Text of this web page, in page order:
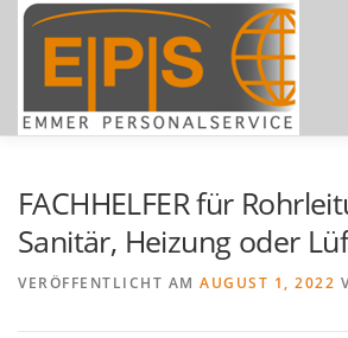
Zum
Inhalt
springen
FACHHELFER für
Sanitär, Heizung oder
VERÖFFENTLICHT AM AUGUST 1, 2022